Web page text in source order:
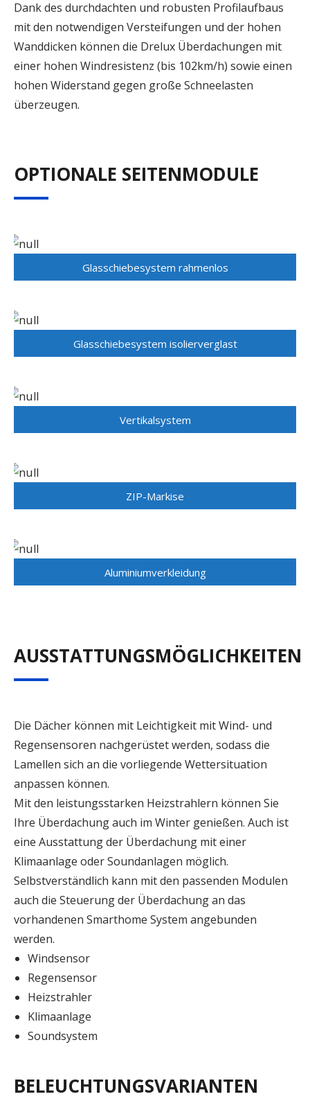
Dank des durchdachten und robusten Profilaufbaus
mit den notwendigen Versteifungen und der hohen
Wanddicken können die Drelux Überdachungen mit
einer hohen Windresistenz (bis 102km/h) sowie einen
hohen Widerstand gegen große Schneelasten
überzeugen.
OPTIONALE SEITENMODULE
Glasschiebesystem rahmenlos
Glasschiebesystem isolierverglast
Vertikalsystem
ZIP-Markise
Aluminiumverkleidung
AUSSTATTUNGSMÖGLICHKEITEN
Die Dächer können mit Leichtigkeit mit Wind- und
Regensensoren nachgerüstet werden, sodass die
Lamellen sich an die vorliegende Wettersituation
anpassen können.
Mit den leistungsstarken Heizstrahlern können Sie
Ihre Überdachung auch im Winter genießen. Auch ist
eine Ausstattung der Überdachung mit einer
Klimaanlage oder Soundanlagen möglich.
Selbstverständlich kann mit den passenden Modulen
auch die Steuerung der Überdachung an das
vorhandenen Smarthome System angebunden
werden.
Windsensor
Regensensor
Heizstrahler
Klimaanlage
Soundsystem
BELEUCHTUNGSVARIANTEN